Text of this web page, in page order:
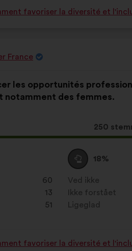
favoriser la diversité et
France
les opportunités
notamment des femmes.
Dette
forslag
opnået:
250
60
13
51
Neutral
:
18%
Dette
forslag
er
kvalificeret
som:
Ved ikke
:gang
Ikke forstået
gang
Ligeglad
gang
favoriser la diversité et